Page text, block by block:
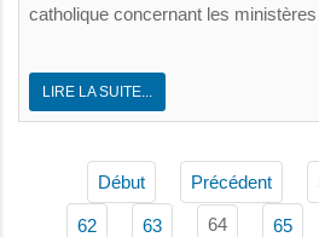
catholique concernant les
LIRE LA SUITE...
Début Précédent
62 63 64 65